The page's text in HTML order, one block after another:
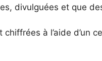
divulguées et que
à l’aide d’un